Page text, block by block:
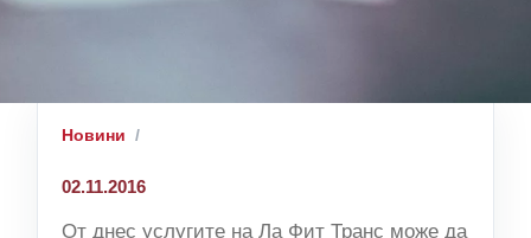
Новини
02.11.2016
От днес услугите на Ла Фит Транс може да